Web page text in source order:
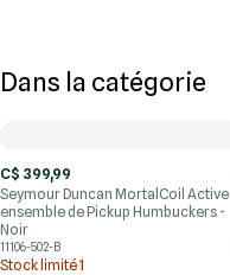
Dans la catégorie
C$ 399,99
Seymour Duncan MortalCoil Active
ensemble de Pickup Humbuckers -
Noir
11106-502-B
Stock limité1